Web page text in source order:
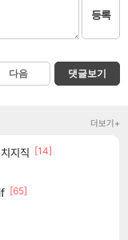
등록
다음 댓글보기
더보기+
지직 [14]
[65]